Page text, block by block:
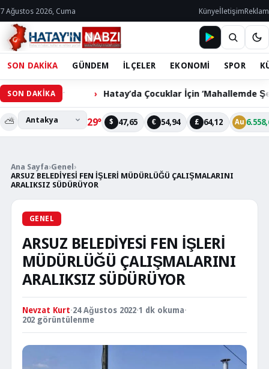
7 Ağustos 2026, Cuma KünyeİletişimReklam
SON DAKİKA GÜNDEM İLÇELER EKONOMİ SPOR
SON DAKİKAHatay’da Çocuklar İçin ‘Mahallemde Şenlik Var’
⛅ 29° $ 47,65 € 54,94 £ 64,12 Au
Ana Sayfa›Genel ›
ARSUZ BELEDİYESİ FEN İŞLERİ MÜDÜRLÜĞÜ ÇALIŞMALARINI
ARALIKSIZ SÜDÜRÜYOR
GENEL
ARSUZ BELEDİYESİ FEN İŞLERİ
MÜDÜRLÜĞÜ ÇALIŞMALARINI
ARALIKSIZ SÜDÜRÜYOR
Nevzat Kurt·24 Ağustos 2022·1 dk okuma·
202 görüntülenme